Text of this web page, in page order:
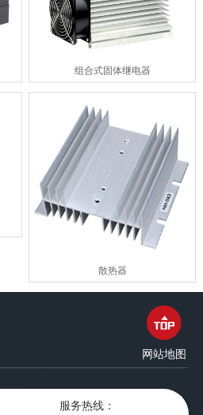
组合式固体继电器
散热器
网站地图
服务热线：